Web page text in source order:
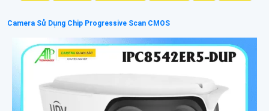
Camera Sử Dụng Chip Progressive Scan CMOS